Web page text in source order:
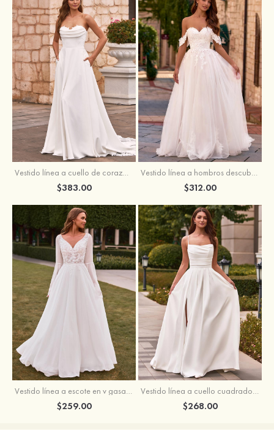
Vestido línea a cuello de corazón satén cola de capilla vestido de novia
$383.00
Vestido línea a hombros descubiertos tul cola de corte vestido de novia
$312.00
Vestido línea a escote en v gasa cola de barrido vestido de novia
$259.00
Vestido línea a cuello cuadrado crepé elástico cola de barrido vestido de novia
$268.00